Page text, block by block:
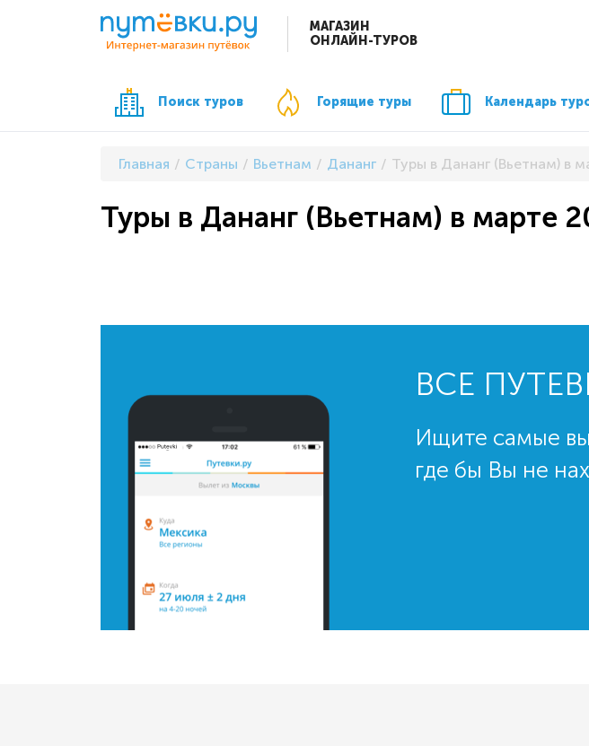
МАГАЗИН
ОНЛАЙН-ТУРОВ
Поиск туров Горящие туры Календарь
Главная Страны Вьетнам Дананг Туры в Дананг (Вьетнам) в
Туры в Дананг (Вьетнам) в марте
ВСЕ
Ищите самые
где бы Вы не